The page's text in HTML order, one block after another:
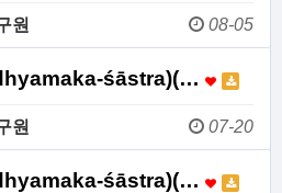
원 08-05
śāstra)(…
원 07-20
śāstra)(…